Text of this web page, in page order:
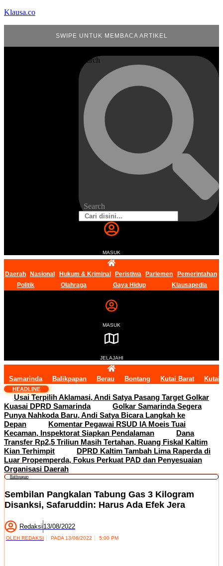
Klausa.co
SWIPE UNTUK MEMBACA ARTIKEL
Search
Search
MASUK
Daerah Nasional Hukum & Kriminal Peristiwa Parlemen
Pemerintahan
Politik
Olahraga Gaya Hidup Klausapedia
MASUK
JELAJAHI
Samarinda Balikpapan Berau Bontang Kutai Barat Kutai
HEADLINE
Usai Terpilih Aklamasi, Andi Satya Pasang Target Golkar
Kuasai DPRD Samarinda
Golkar Samarinda Segera
Punya Nahkoda Baru, Andi Satya Bicara Langkah ke
Depan
Komentar Pegawai RSUD IA Moeis Tuai
Kecaman, Inspektorat Siapkan Pendalaman
Dana
Transfer Rp2,5 Triliun Masih Tertahan, Ruang Fiskal Kaltim
Kian Terhimpit
DPRD Kaltim Tambah Lima Raperda di
Luar Propemperda, Fokus Perkuat PAD dan Penyesuaian
Organisasi Daerah
Balikpapan
Sembilan Pangkalan Tabung Gas 3 Kilogram
Disanksi, Safaruddin: Harus Ada Efek Jera
Redaksi 13/08/2022
OLEH REDAKSI PADA 13/08/2022 5:00 PM